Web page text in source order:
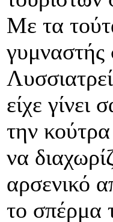
Με τα
είχε
την
να
αρσενικό
το σπέρμα